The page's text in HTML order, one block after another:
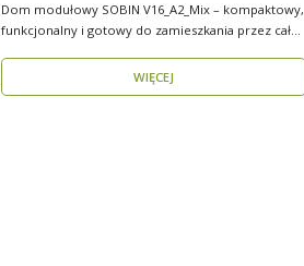
Dom modułowy SOBIN V16_A2_Mix – kompaktowy,
funkcjonalny i gotowy do zamieszkania przez cały
WIĘCEJ